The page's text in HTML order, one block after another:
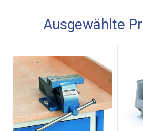
Ausgewählte